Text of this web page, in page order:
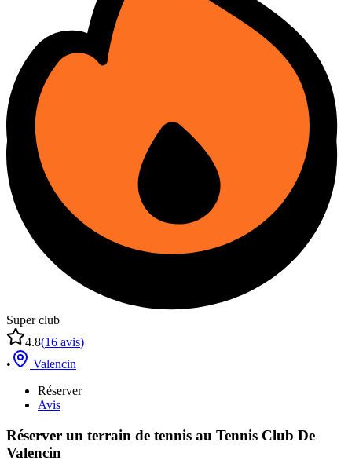
Super club
4.8(16 avis)
•
Valencin
Réserver
Avis
Réserver un terrain de tennis au Tennis Club De
Valencin